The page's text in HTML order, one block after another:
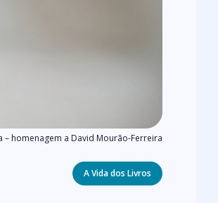
– homenagem a David Mourão-Ferreira
Categories
A Vida dos Livros